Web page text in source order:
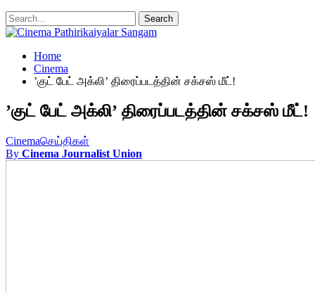
Home
Cinema
’குட் பேட் அக்லி’ திரைப்படத்தின் சக்சஸ் மீட்!
’குட் பேட் அக்லி’ திரைப்படத்தின் சக்சஸ் மீட்!
Cinemaசெய்திகள்
By Cinema Journalist Union